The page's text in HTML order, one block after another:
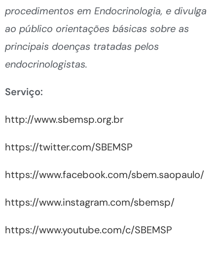
procedimentos em Endocrinologia, e divulga
ao público orientações básicas sobre as
principais doenças tratadas pelos
endocrinologistas.
Serviço:
http://www.sbemsp.org.br
https://twitter.com/SBEMSP
https://www.facebook.com/sbem.saopaulo/
https://www.instagram.com/sbemsp/
https://www.youtube.com/c/SBEMSP